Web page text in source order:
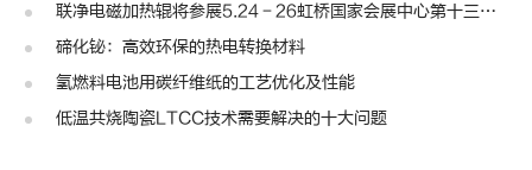
联净电磁加热辊将参展5.24－26虹桥国家会展中心第十三届模切展
碲化铋：高效环保的热电转换材料
氢燃料电池用碳纤维纸的工艺优化及性能
低温共烧陶瓷LTCC技术需要解决的十大问题